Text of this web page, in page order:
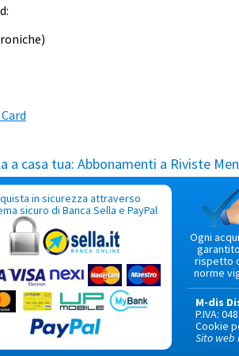
a casa tua: Abbonamenti a Riviste
in sicurezza attraverso
sicuro di Banca Sella e PayPal
Ogni
rispetto
norme
M-dis
P.IVA:
Cookie
Sito web